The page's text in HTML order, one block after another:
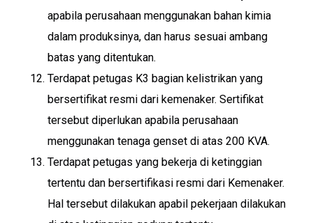
apabila perusahaan menggunakan bahan kimia
dalam produksinya, dan harus sesuai ambang
batas yang ditentukan.
Terdapat petugas K3 bagian kelistrikan yang
bersertifikat resmi dari kemenaker. Sertifikat
tersebut diperlukan apabila perusahaan
menggunakan tenaga genset di atas 200 KVA.
Terdapat petugas yang bekerja di ketinggian
tertentu dan bersertifikasi resmi dari Kemenaker.
Hal tersebut dilakukan apabil pekerjaan dilakukan